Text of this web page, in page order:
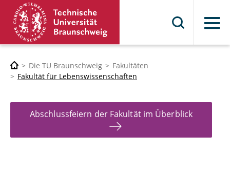
Menü
Die TU Braunschweig
Fakultäten
Fakultät für Lebenswissenschaften
Abschlussfeiern der Fakultät im Überblick